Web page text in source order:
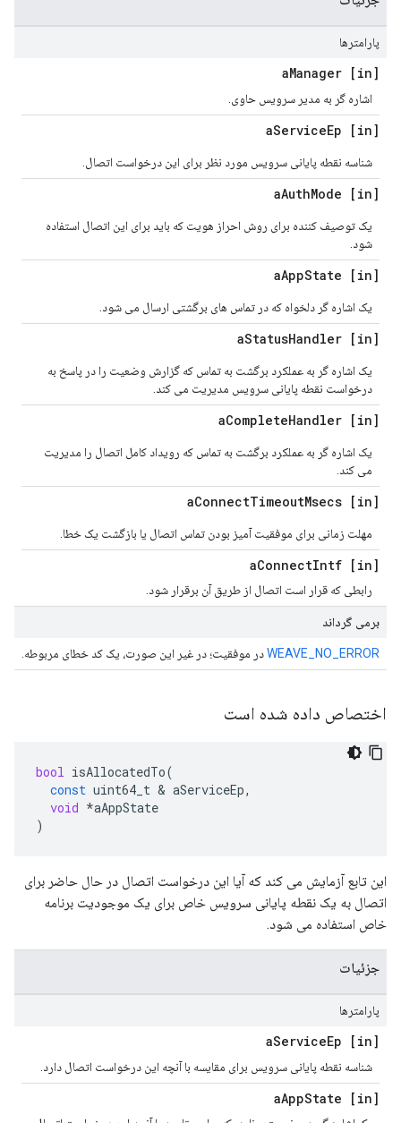
پارامترها
[in] a
Manager
اشاره گر به مدیر سرویس حاوی.
[in] a
ServiceEp
شناسه نقطه پایانی سرویس مورد نظر برای این درخواست اتصال.
[in] a
AuthMode
یک توصیف کننده برای روش احراز هویت که باید برای این اتصال استفاده
شود.
[in] a
AppState
یک اشاره گر دلخواه که در تماس های برگشتی ارسال می شود.
[in] a
StatusHandler
یک اشاره گر به عملکرد برگشت به تماس که گزارش وضعیت را در پاسخ به
درخواست نقطه پایانی سرویس مدیریت می کند.
[in] a
CompleteHandler
یک اشاره گر به عملکرد برگشت به تماس که رویداد کامل اتصال را مدیریت
می کند.
[in] a
ConnectTimeoutMsecs
مهلت زمانی برای موفقیت آمیز بودن تماس اتصال یا بازگشت یک خطا.
[in] a
ConnectIntf
رابطی که قرار است اتصال از طریق آن برقرار شود.
برمی گرداند
WEAVE_NO_ERRORدر موفقیت؛ در غیر این صورت، یک کد خطای مربوطه.
اختصاص داده شده است
bool isAllocatedTo(
const uint64_t & aServiceEp,
void *aAppState
)
این تابع آزمایش می کند که آیا این درخواست اتصال در حال حاضر برای
اتصال به یک نقطه پایانی سرویس خاص برای یک موجودیت برنامه
خاص استفاده می شود.
جزئیات
پارامترها
[in] a
ServiceEp
شناسه نقطه پایانی سرویس برای مقایسه با آنچه این درخواست اتصال دارد.
[in] a
AppState